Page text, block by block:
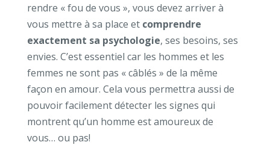
rendre « fou de vous », vous devez arriver à
vous mettre à sa place et comprendre
exactement sa psychologie, ses besoins, ses
envies. C’est essentiel car les hommes et les
femmes ne sont pas « câblés » de la même
façon en amour. Cela vous permettra aussi de
pouvoir facilement détecter les signes qui
montrent qu’un homme est amoureux de
vous… ou pas!